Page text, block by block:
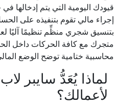
قيودك اليومية التي يتم إدخالها في
إجراء مالي تقوم بتنفيذه على
بتنسيق شجري منظِّم تنظيمًا آليًا
متجرك مع كافة الحركات داخل
محاسبية ختامية توضح الوضع
لماذا يُعَدُّسايبر لاب
لأعمالك؟